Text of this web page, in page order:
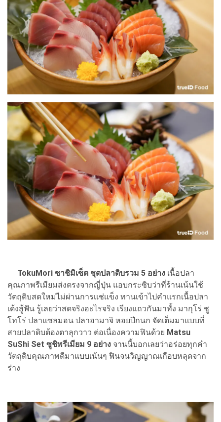
TokuMori ซาชิมิเซ็ต ชุดปลาดิบรวม 5 อย่าง เนื้อปลา
คุณภาพรีเมียมส่งตรงจากญี่ปุ่น แอบกระซิบว่าที่ร้านเน้นใช้
วัตถุดิบสดใหม่ไม่ผ่านการเเช่เเข็ง ทานเข้าไปคำแรกเนื้อปลา
เด้งสู้ฟัน รู้เลยว่าสดจริงอะไรจริง เรียงแถวกันมาทั้ง มากุโร่ ชู
โทโร่ ปลาแซลมอน ปลาฮามาจิ หอยปีกนก จัดเต็มมาแบบที่
สายปลาดิบต้องตาลุกวาว ต่อเนื่องความฟินด้วย Matsu
SuShi Set ซูชิพรีเมียม 9 อย่าง จานนี้บอกเลยว่าอร่อยทุกคำ
วัตถุดิบคุณภาพดีมาแบบเน้นๆ ฟินจนวิญญาณเกือบหลุดจาก
ร่าง